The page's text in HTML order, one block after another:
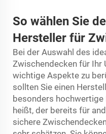
So wählen Sie
Hersteller für
Bei der Auswahl des
Zwischendecken für Ihr
wichtige Aspekte zu
sollten Sie einen
besonders
heißt, der bereits für
sichere